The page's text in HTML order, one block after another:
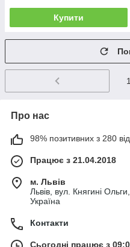
Купити
1
Про нас
98% позитивних з 280
Працює з 21.04.2018
м. Львів
Львів, вул. Княгині
Україна
Контакти
Сьогодні працює з